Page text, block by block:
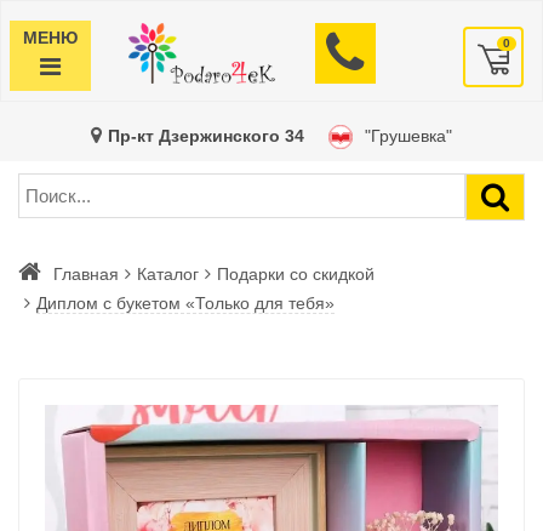
МЕНЮ 0
Пр-кт Дзержинского 34 "Грушевка"
Главная Каталог
Подарки со скидкой
Диплом с букетом «Только для тебя»